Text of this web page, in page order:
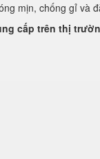
mịn, chống gỉ và
cấp trên thị